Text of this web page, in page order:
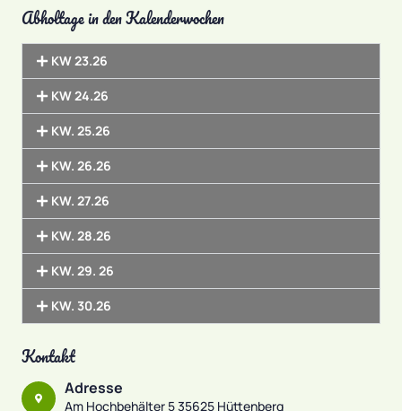
Abholtage in den Kalenderwochen
KW 23.26
KW 24.26
KW. 25.26
KW. 26.26
KW. 27.26
KW. 28.26
KW. 29. 26
KW. 30.26
Kontakt
Adresse
Am Hochbehälter 5 35625 Hüttenberg